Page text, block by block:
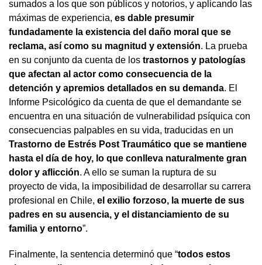
sumados a los que son públicos y notorios, y aplicando las
máximas de experiencia, es dable presumir
fundadamente la existencia del daño moral que se
reclama, así como su magnitud y extensión. La prueba
en su conjunto da cuenta de los trastornos y patologías
que afectan al actor como consecuencia de la
detención y apremios detallados en su demanda. El
Informe Psicológico da cuenta de que el demandante se
encuentra en una situación de vulnerabilidad psíquica con
consecuencias palpables en su vida, traducidas en un
Trastorno de Estrés Post Traumático que se mantiene
hasta el día de hoy, lo que conlleva naturalmente gran
dolor y aflicción. A ello se suman la ruptura de su
proyecto de vida, la imposibilidad de desarrollar su carrera
profesional en Chile, el exilio forzoso, la muerte de sus
padres en su ausencia, y el distanciamiento de su
familia y entorno”.
Finalmente, la sentencia determinó que “todos estos